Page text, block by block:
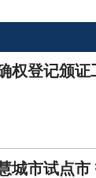
权登记颁证
城市试点